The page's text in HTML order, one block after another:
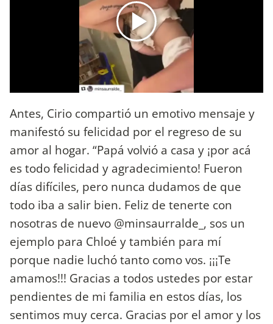
Antes, Cirio compartió un emotivo mensaje y
manifestó su felicidad por el regreso de su
amor al hogar. “Papá volvió a casa y ¡por acá
es todo felicidad y agradecimiento! Fueron
días difíciles, pero nunca dudamos de que
todo iba a salir bien. Feliz de tenerte con
nosotras de nuevo @minsaurralde_, sos un
ejemplo para Chloé y también para mí
porque nadie luchó tanto como vos. ¡¡¡Te
amamos!!! Gracias a todos ustedes por estar
pendientes de mi familia en estos días, los
sentimos muy cerca. Gracias por el amor y los